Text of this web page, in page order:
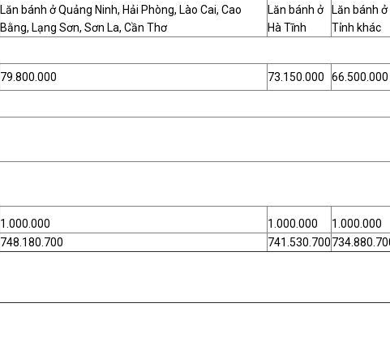
Lăn bánh ở Quảng Ninh, Hải Phòng, Lào Cai, Cao
Bằng, Lạng Sơn, Sơn La, Cần Thơ
Lăn bánh ở
Hà Tĩnh
Lăn bánh ở
Tỉnh khác
79.800.000 73.150.000 66.500.000
1.000.000 1.000.000
1.000.000
748.180.700 741.530.700